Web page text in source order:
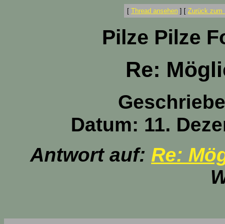
[ Thread ansehen ] [ Zurück zum
Pilze Pilze
Re:
Datum: 11.
Antwort auf: Re: